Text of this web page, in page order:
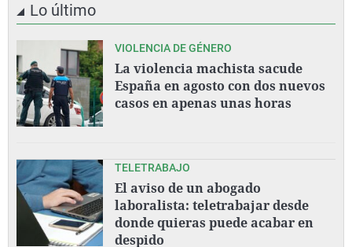
Lo último
VIOLENCIA DE GÉNERO
La violencia machista sacude
España en agosto con dos nuevos
casos en apenas unas horas
TELETRABAJO
El aviso de un abogado
laboralista: teletrabajar desde
donde quieras puede acabar en
despido